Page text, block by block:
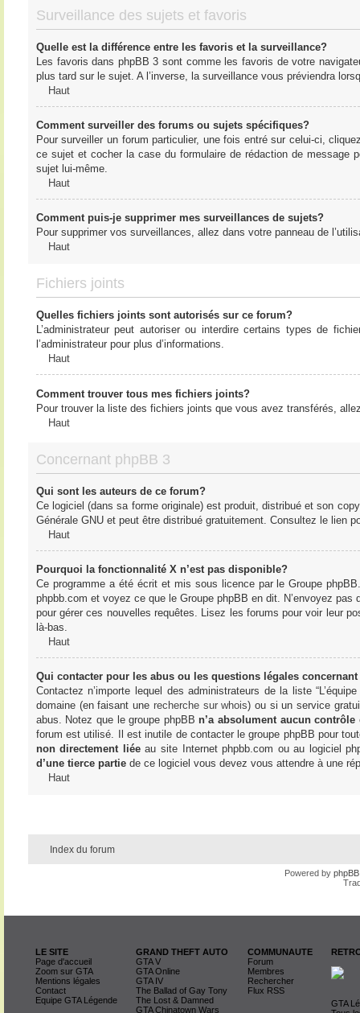
Surveillance des sujets et favoris
Quelle est la différence entre les favoris et la surveillance?
Les favoris dans phpBB 3 sont comme les favoris de votre
plus tard sur le sujet. A l’inverse, la surveillance vous préviendra
Haut
Comment surveiller des forums ou sujets spécifiques?
Pour surveiller un forum particulier, une fois entré sur celui-ci,
ce sujet et cocher la case du formulaire de rédaction de message
sujet lui-même.
Haut
Comment puis-je supprimer mes surveillances de sujets?
Pour supprimer vos surveillances, allez dans votre panneau de
Haut
Fichiers joints
Quelles fichiers joints sont autorisés sur ce forum?
L’administrateur peut autoriser ou interdire certains types de
l’administrateur pour plus d’informations.
Haut
Comment trouver tous mes fichiers joints?
Pour trouver la liste des fichiers joints que vous avez transférés,
Haut
Concernant phpBB 3
Qui sont les auteurs de ce forum?
Ce logiciel (dans sa forme originale) est produit, distribué et son
Générale GNU et peut être distribué gratuitement. Consultez le lien
Haut
Pourquoi la fonctionnalité X n’est pas disponible?
Ce programme a été écrit et mis sous licence par le Groupe
phpbb.com et voyez ce que le Groupe phpBB en dit. N’envoyez
pour gérer ces nouvelles requêtes. Lisez les forums pour voir leur
là-bas.
Haut
Qui contacter pour les abus ou les questions légales
Contactez n’importe lequel des administrateurs de la liste
domaine (en faisant une recherche sur whois) ou si un service
abus. Notez que le groupe phpBB n’a absolument aucun contrôle
forum est utilisé. Il est inutile de contacter le groupe phpBB pour
non directement liéeau site Internet phpbb.com ou au logiciel
d’une tierce partiede ce logiciel vous devez vous attendre à une
Haut
Index du forum
Powered by phpBB
LE SITE
Page d'accueil
Zoom sur GTA
Mentions légales
Contact
Equipe GTA Légende
GRAND THEFT AUTO
GTA V
GTA Online
GTA IV
The Ballad of Gay Tony
The Lost & Damned
GTA Chinatown Wars
COMMUNAUTE
Forum
Membres
Rechercher
Flux RSS
GTA